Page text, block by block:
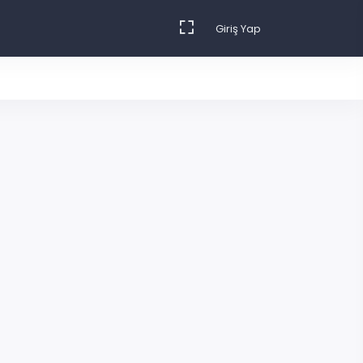
Giriş Yap